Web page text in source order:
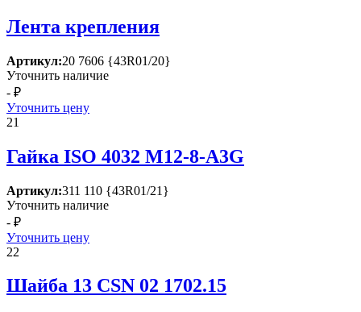
Лента крепления
Артикул:20 7606 {43R01/20}
Уточнить наличие
- ₽
Уточнить цену
21
Гайка ISО 4032 М12-8-А3G
Артикул:311 110 {43R01/21}
Уточнить наличие
- ₽
Уточнить цену
22
Шайба 13 СSN 02 1702.15